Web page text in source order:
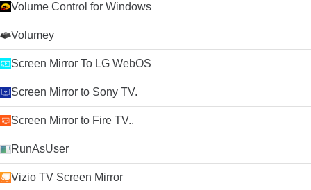
Volume Control for Windows
Volumey
Screen Mirror To LG WebOS
Screen Mirror to Sony TV.
Screen Mirror to Fire TV..
RunAsUser
Vizio TV Screen Mirror